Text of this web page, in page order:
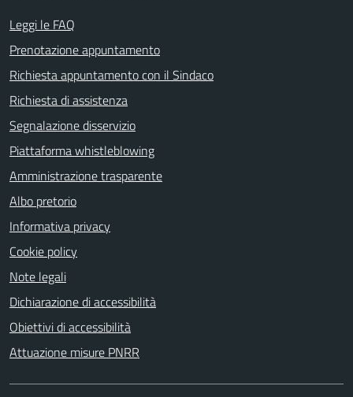
Leggi le FAQ
Prenotazione appuntamento
Richiesta appuntamento con il Sindaco
Richiesta di assistenza
Segnalazione disservizio
Piattaforma whistleblowing
Amministrazione trasparente
Albo pretorio
Informativa privacy
Cookie policy
Note legali
Dichiarazione di accessibilità
Obiettivi di accessibilità
Attuazione misure PNRR